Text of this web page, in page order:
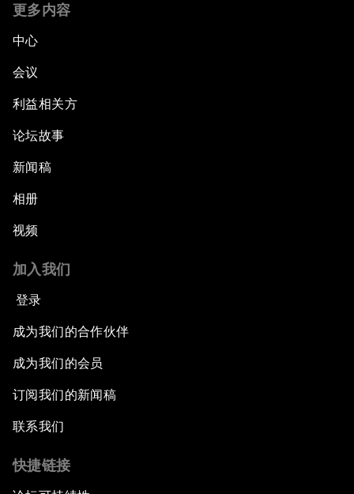
更多内容
中心
会议
利益相关方
论坛故事
新闻稿
相册
视频
加入我们
登录
成为我们的合作伙伴
成为我们的会员
订阅我们的新闻稿
联系我们
快捷链接